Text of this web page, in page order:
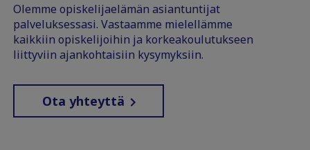
Olemme opiskelijaelämän asiantuntijat
palveluksessasi. Vastaamme mielellämme
kaikkiin opiskelijoihin ja korkeakoulutukseen
liittyviin ajankohtaisiin kysymyksiin.
Ota yhteyttä